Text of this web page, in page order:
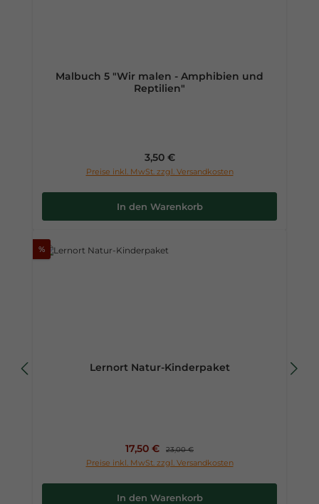
Malbuch 5 "Wir malen - Amphibien und
Reptilien"
Regulärer Preis:
3,50 €
Preise inkl. MwSt. zzgl. Versandkosten
In den Warenkorb
%
Lernort Natur-Kinderpaket
Verkaufspreis:
17,50 € Regulärer Preis:
23,00 €
Preise inkl. MwSt. zzgl. Versandkosten
In den Warenkorb